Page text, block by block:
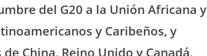
del G20 a la Unión Africana y
y Caribeños, y
China, Reino Unido y Canadá,